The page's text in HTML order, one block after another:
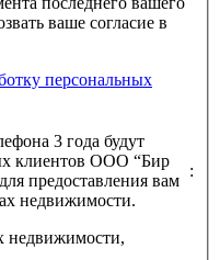
отозвать ваше согласие в
3 года будут
предоставления вам
информации об объектах недвижимости.
:
недвижимости,